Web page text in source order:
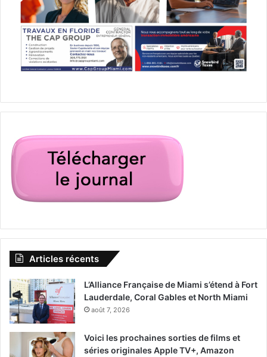
Articles récents
L’Alliance Française de Miami s’étend à Fort
Lauderdale, Coral Gables et North Miami
août 7, 2026
Voici les prochaines sorties de films et
séries originales Apple TV+, Amazon